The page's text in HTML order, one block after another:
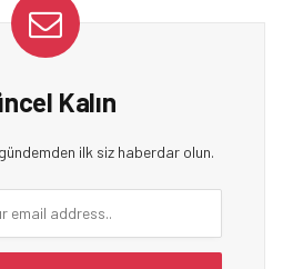
Kalın
ilk siz haberdar olun.